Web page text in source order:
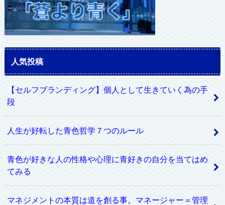
人気投稿
【セルフブランディング】個人として生きていく為の手
段
人生が好転した青色哲学７つのルール
青色が好きな人の性格や心理に青好きの自分を当てはめ
てみる
マネジメントの本質は道を創る事。マネージャー＝管理